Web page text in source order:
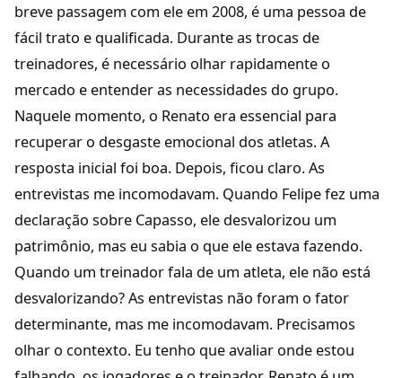
breve passagem com ele em 2008, é uma pessoa de
fácil trato e qualificada. Durante as trocas de
treinadores, é necessário olhar rapidamente o
mercado e entender as necessidades do grupo.
Naquele momento, o Renato era essencial para
recuperar o desgaste emocional dos atletas. A
resposta inicial foi boa. Depois, ficou claro. As
entrevistas me incomodavam. Quando Felipe fez uma
declaração sobre Capasso, ele desvalorizou um
patrimônio, mas eu sabia o que ele estava fazendo.
Quando um treinador fala de um atleta, ele não está
desvalorizando? As entrevistas não foram o fator
determinante, mas me incomodavam. Precisamos
olhar o contexto. Eu tenho que avaliar onde estou